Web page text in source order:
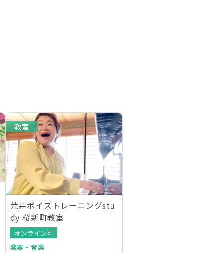
教室
荒井ボイストレーニングstu
dy 桜新町教室
オンライン可
楽器・音楽